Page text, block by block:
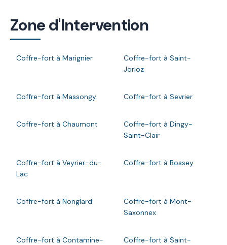
Zone d'Intervention
Coffre-fort à Marignier
Coffre-fort à Saint-
Jorioz
Coffre-fort à Massongy Coffre-fort à Sevrier
Coffre-fort à Chaumont
Coffre-fort à Dingy-
Saint-Clair
Coffre-fort à Veyrier-du-
Lac
Coffre-fort à Bossey
Coffre-fort à Nonglard
Coffre-fort à Mont-
Saxonnex
Coffre-fort à Contamine-
Coffre-fort à Saint-